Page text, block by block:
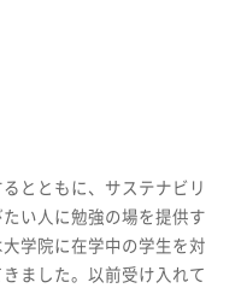
とともに、サステナビリ
い人に勉強の場を提供す
学院に在学中の学生を対
ました。以前受け入れて